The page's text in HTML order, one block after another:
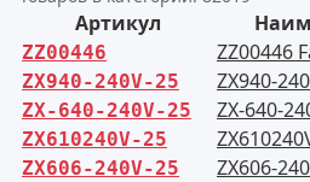
Артикул
ZZ00446 ZZ00446
ZX940-240V-25 ZX940-
ZX-640-240V-25 ZX-640-
ZX610240V-25
ZX606-240V-25 ZX606-